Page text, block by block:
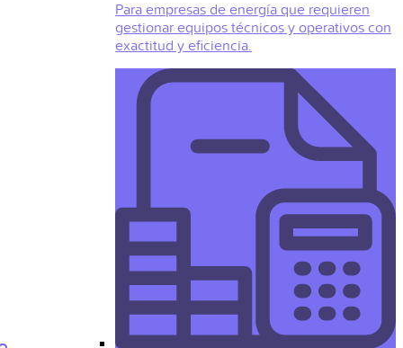
Para empresas de energía que requieren
gestionar equipos técnicos y operativos con
exactitud y eficiencia.